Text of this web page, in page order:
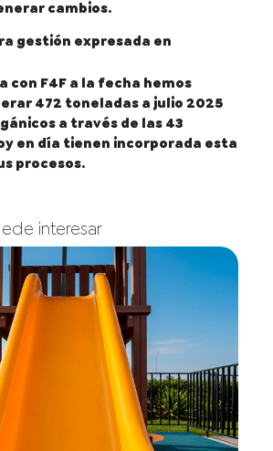
cambios.
gestión expresada en
con F4F a la fecha hemos
472 toneladas a julio 2025
a través de las 43
en día tienen incorporada esta
procesos.
interesar